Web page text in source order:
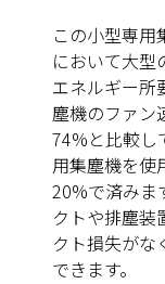
この小型専
において大型
エネルギー所
塵機のファン
74%と比較し
用集塵機を使
20%で済みま
クトや排塵装
クト損失がな
できます。